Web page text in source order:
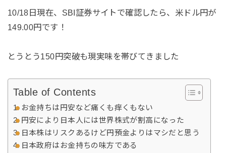
10/18日現在、SBI証券サイトで確認したら、米ドル円が
149.00円です！
とうとう150円突破も現実味を帯びてきました
Table of Contents
お金持ちは円安など痛くも痒くもない
円安により日本人には世界株式が割高になった
日本株はリスクあるけど円預金よりはマシだと思う
日本政府はお金持ちの味方である